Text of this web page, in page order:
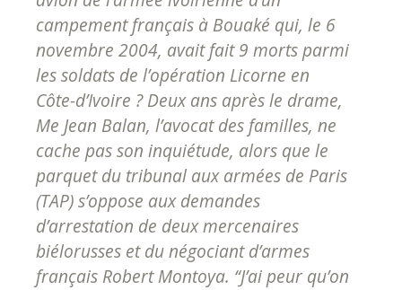
campement français à Bouaké qui, le 6
novembre 2004, avait fait 9 morts parmi
les soldats de l’opération Licorne en
Côte-d’Ivoire ? Deux ans après le drame,
Me Jean Balan, l’avocat des familles, ne
cache pas son inquiétude, alors que le
parquet du tribunal aux armées de Paris
(TAP) s’oppose aux demandes
d’arrestation de deux mercenaires
biélorusses et du négociant d’armes
français Robert Montoya. “J’ai peur qu’on